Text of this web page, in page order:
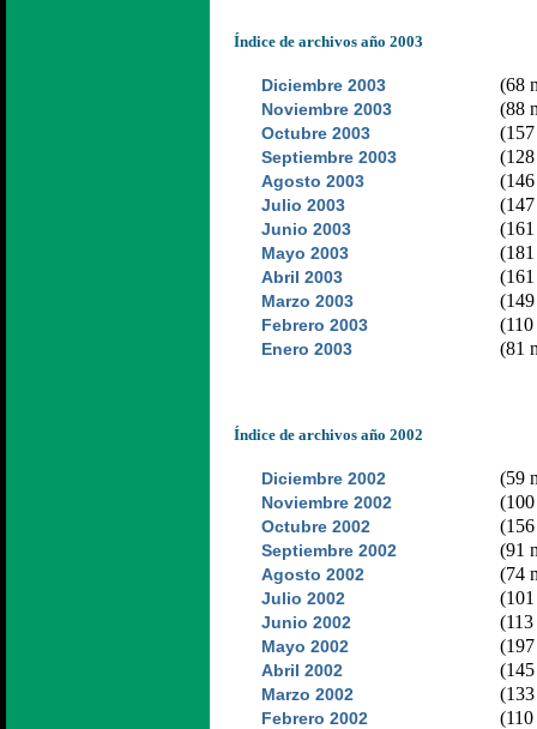
Índice de archivos año 2003
Diciembre 2003 (68
Noviembre 2003 (88
Octubre 2003
Septiembre 2003
Agosto 2003
Julio 2003
Junio 2003
Mayo 2003
Abril 2003
Marzo 2003
Febrero 2003
Enero 2003 (81
Índice de archivos año 2002
Diciembre 2002 (59
Noviembre 2002
Octubre 2002
Septiembre 2002 (91
Agosto 2002 (74
Julio 2002
Junio 2002
Mayo 2002
Abril 2002
Marzo 2002
Febrero 2002